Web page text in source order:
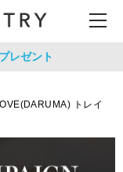
プレゼント
トレイ